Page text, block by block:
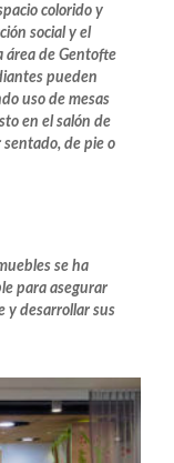
colorido y
social y el
área de Gentofte
pueden
uso de mesas
en el salón de
de pie o
se ha
para asegurar
y desarrollar sus